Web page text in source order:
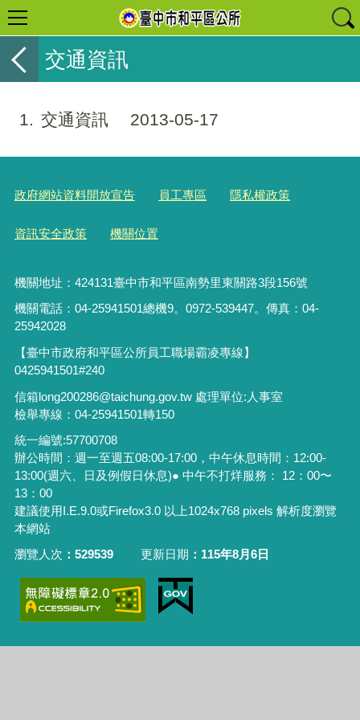
交通資訊
1 交通資訊 2013-05-17
政府網站資料開放宣告 員工專區 隱私權政策
資訊安全政策 機關位置
機關地址：424131臺中市和平區南勢里東關路3段156號
機關電話：04-25941501總機9。0972-539447。傳真：04-
25942028
【臺中市政府和平區公所員工職場霸凌專線】
0425941501#240
信箱long200286@taichung.gov.tw 處理單位:人事室
檢舉專線：04-25941501轉150
統一編號:57700708
辦公時間：週一至週五08:00-17:00，中午休息時間：12:00-
13:00(週六、日及例假日休息)● 中午不打烊服務： 12：00〜
13：00
建議使用I.E.9.0或Firefox3.0 以上1024x768 pixels 解析度瀏覽
本網站
瀏覽人次
529539 更新日期 115年8月6日